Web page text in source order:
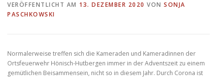
TIPPS/TRICKS
VERÖFFENTLICHT AM 13. DEZEMBER 2020 VON SONJA
PASCHKOWSKI
Normalerweise treffen sich die Kameraden und Kameradinnen der
Ortsfeuerwehr Hönisch-Hutbergen immer in der Adventszeit zu einem
gemütlichen Beisammensein, nicht so in diesem Jahr. Durch Corona ist